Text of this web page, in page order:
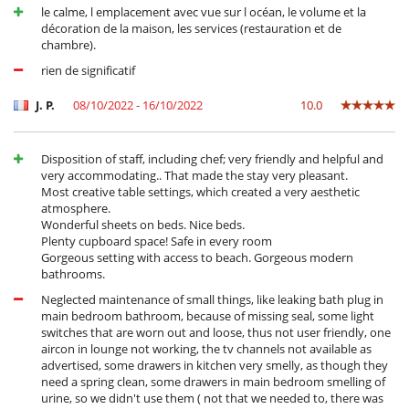
Karten- und Brettspiele
Music speaker
le calme, l emplacement avec vue sur l océan, le volume et la
décoration de la maison, les services (restauration et de
chambre).
rien de significatif
J. P. 08/10/2022 - 16/10/2022 10.0
Disposition of staff, including chef; very friendly and helpful and
very accommodating.. That made the stay very pleasant.
Most creative table settings, which created a very aesthetic
atmosphere.
Wonderful sheets on beds. Nice beds.
Plenty cupboard space! Safe in every room
Gorgeous setting with access to beach. Gorgeous modern
bathrooms.
Neglected maintenance of small things, like leaking bath plug in
main bedroom bathroom, because of missing seal, some light
switches that are worn out and loose, thus not user friendly, one
aircon in lounge not working, the tv channels not available as
advertised, some drawers in kitchen very smelly, as though they
need a spring clean, some drawers in main bedroom smelling of
urine, so we didn't use them ( not that we needed to, there was